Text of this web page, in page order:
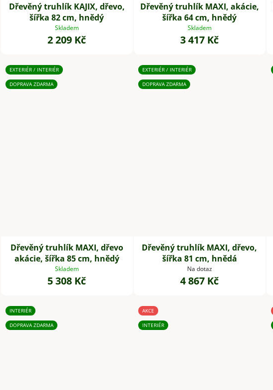
Dřevěný truhlík KAJIX, dřevo,
šířka 82 cm, hnědý
Skladem
2 209 Kč
Dřevěný truhlík MAXI, akácie,
šířka 64 cm, hnědý
Skladem
3 417 Kč
EXTERIÉR / INTERIÉR
DOPRAVA ZDARMA
Dřevěný truhlík MAXI, dřevo
akácie, šířka 85 cm, hnědý
Skladem
5 308 Kč
EXTERIÉR / INTERIÉR
DOPRAVA ZDARMA
Dřevěný truhlík MAXI, dřevo,
šířka 81 cm, hnědá
Na dotaz
4 867 Kč
INTERIÉR
DOPRAVA ZDARMA
AKCE
INTERIÉR